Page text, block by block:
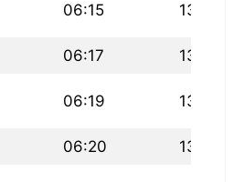
06:15 13:30
06:17 13:29
06:19 13:29
06:20 13:29